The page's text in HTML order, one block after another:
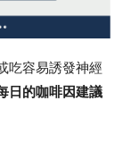
吃容易誘發神經
日的咖啡因建議